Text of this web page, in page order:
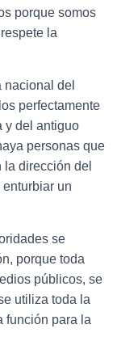
porque somos
la
nacional del
perfectamente
y del antiguo
personas que
dirección del
un
se
porque toda
públicos, se
utiliza toda la
función para la